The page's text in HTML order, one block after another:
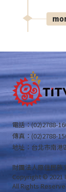
電話：(02)2788-
傳真：(02)2788-
地址：台北市南港
財團法人原住民族
Copyright © 2021
All Rights